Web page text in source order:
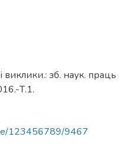
виклики.: зб. наук. праць
Т.1.
123456789/9467